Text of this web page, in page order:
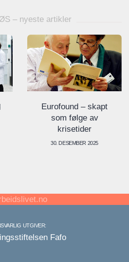
– nyeste artikler
Eurofound – skapt
som følge av
krisetider
30. DESEMBER 2025
UTGIVER:
Fafo